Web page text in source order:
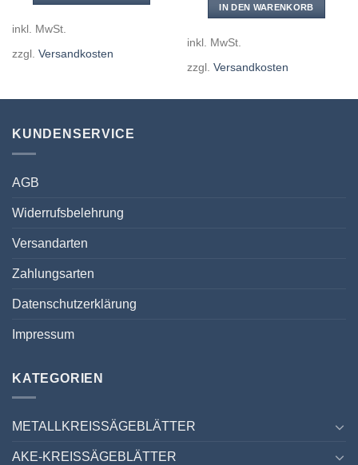
inkl. MwSt.
zzgl. Versandkosten
IN DEN WARENKORB
inkl. MwSt.
zzgl. Versandkosten
KUNDENSERVICE
AGB
Widerrufsbelehrung
Versandarten
Zahlungsarten
Datenschutzerklärung
Impressum
KATEGORIEN
METALLKREISSÄGEBLÄTTER
AKE-KREISSÄGEBLÄTTER